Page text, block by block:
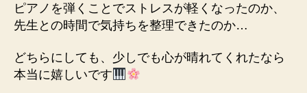
ピアノを弾くことでストレスが軽くなったのか、
先生との時間で気持ちを整理できたのか…
どちらにしても、少しでも心が晴れてくれたなら
本当に嬉しいです